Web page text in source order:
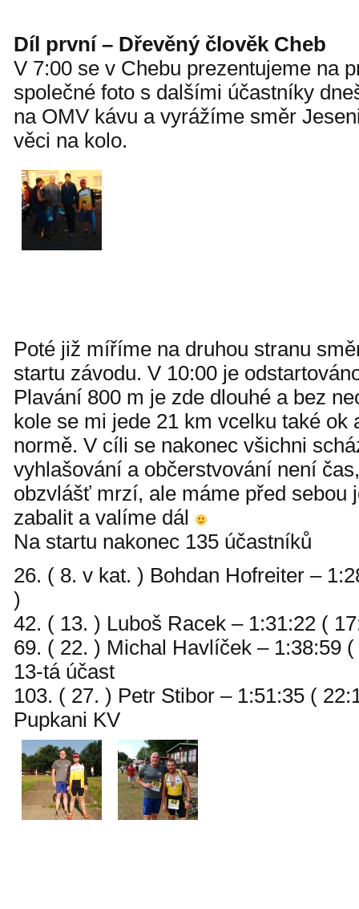
Díl první – Dřevěný člověk Cheb
V 7:00 se v Chebu prezentujeme na
společné foto s dalšími účastníky
na OMV kávu a vyrážíme směr
věci na kolo.
Poté již míříme na druhou stranu
startu závodu. V 10:00 je
Plavání 800 m je zde dlouhé a bez
kole se mi jede 21 km vcelku také ok
normě. V cíli se nakonec všichni
vyhlašování a občerstvování není
obzvlášť mrzí, ale máme před sebou
zabalit a valíme dál
Na startu nakonec 135 účastníků
26. ( 8. v kat. ) Bohdan Hofreiter –
)
42. ( 13. ) Luboš Racek – 1:31:22 (
69. ( 22. ) Michal Havlíček – 1:38:59
13-tá účast
103. ( 27. ) Petr Stibor – 1:51:35 (
Pupkani KV